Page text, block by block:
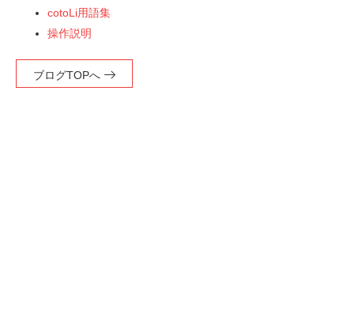
cotoLi用語集
操作説明
ブログTOPへ